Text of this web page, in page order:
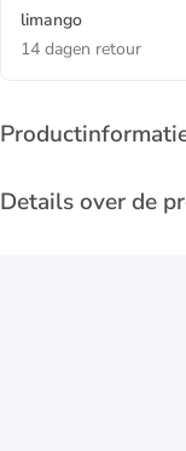
limango
14 dagen retour
Details over de